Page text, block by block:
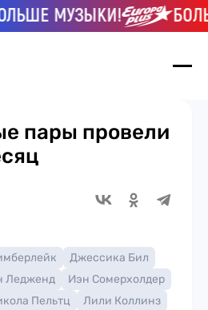
МУЗЫКИ!
пары провели
Джессика Бил
Ледженд
Иэн Сомерхолдер
Пельтц
Лили Коллинз